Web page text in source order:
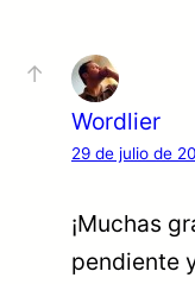
Wordlier
29 de julio de
¡Muchas
pendiente